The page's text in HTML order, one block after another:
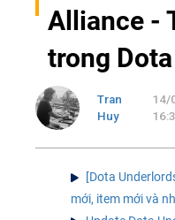
Alliance -
trong
Tran
Huy
14/
[Dota
mới, item mới và